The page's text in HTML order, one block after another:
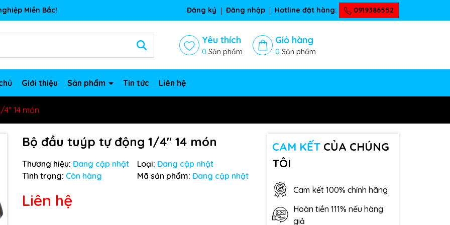
Miền Bắc! Đăng ký Đăng nhập Hotline đặt hàng: 0919386552
Yêu thích
0 Sản phẩm
Giỏ hàng
0 Sản phẩm
Giới thiệu Sản phẩm Tin tức Liên hệ
14 món
Bộ đầu tuýp tự động 1/4'' 14 món
Thương hiệu: Đang cập nhật Loại: Đang cập nhật
Tình trạng: Còn hàng Mã sản phẩm: Đang cập nhật
Liên hệ
CAM KẾTCỦA CHÚNG
TÔI
Cam kết 100% chính hãng
Hoàn tiền 111% nếu hàng
giả